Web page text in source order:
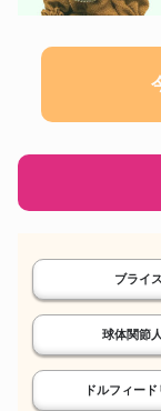
ブライス
球体関節
ドルフィー